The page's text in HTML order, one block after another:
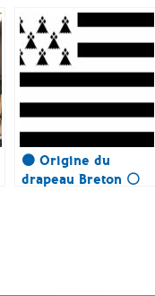
⚫ Origine du
drapeau Breton ⚪